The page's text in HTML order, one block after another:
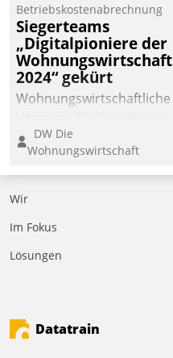
Betriebskostenabrechnung
Siegerteams
„Digitalpioniere der
Wohnungswirtschaft
2024“ gekürt
Wohnungswirtschaftliche
eine digitale Zukunft zu
finden, ist das Ziel des
Awards „Digitalpioniere
der
Bewerben können sich
dafür ein Team
DW Die
Wohnungswirtschaft
Wir
Im Fokus
Lösungen
Datatrain